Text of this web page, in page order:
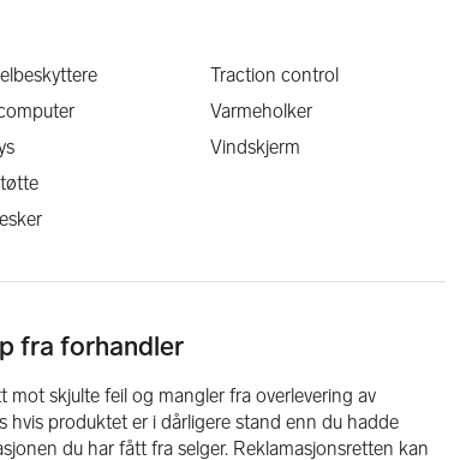
godt tilbud!
Traction control
Varmeholker
Vindskjerm
fra forhandler
mot skjulte feil og mangler fra overlevering av
hvis produktet er i dårligere stand enn du hadde
du har fått fra selger. Reklamasjonsretten kan